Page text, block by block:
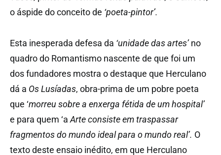
o áspide do conceito de ‘poeta-pintor’.
Esta inesperada defesa da ‘unidade das artes’no
quadro do Romantismo nascente de que foi um
dos fundadores mostra o destaque que Herculano
dá a Os Lusíadas, obra-prima de um pobre poeta
que ‘morreu sobre a enxerga fétida de um hospital’
e para quem ‘a Arte consiste em traspassar
fragmentos do mundo ideal para o mundo real’. O
texto deste ensaio inédito, em que Herculano